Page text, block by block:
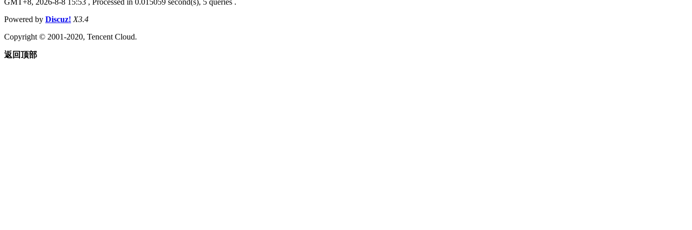
Powered by Discuz! X3.4
Copyright © 2001-2020, Tencent Cloud.
返回顶部